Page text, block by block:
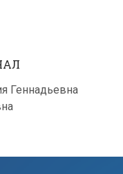
Геннадьевна